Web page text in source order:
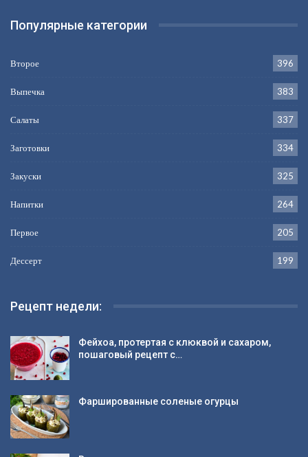
Популярные категории
Второе 396
Выпечка 383
Салаты 337
Заготовки 334
Закуски 325
Напитки 264
Первое 205
Дессерт 199
Рецепт недели:
Фейхоа, протертая с клюквой и сахаром,
пошаговый рецепт с…
Фаршированные соленые огурцы